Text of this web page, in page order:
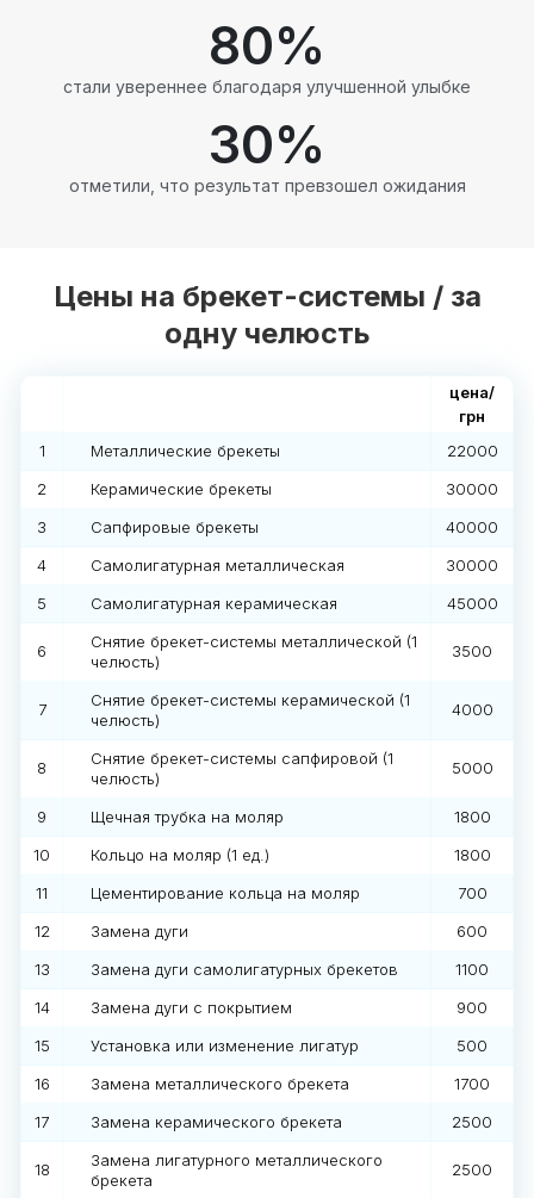
стали увереннее благодаря улучшенной улыбке
80%
отметили, что результат превзошел ожидания
30%
Цены на брекет-системы / за
одну челюсть
цена/
грн
1
Металлические брекеты
22000
2
Керамические брекеты
30000
3
Сапфировые брекеты
40000
4
Самолигатурная металлическая
30000
5
Самолигатурная керамическая 45000
6
Снятие брекет-системы металлической (1
челюсть)
3500
7
Снятие брекет-системы керамической (1
челюсть)
4000
8
Снятие брекет-системы сапфировой (1
челюсть)
5000
9 Щечная трубка на моляр
1800
10
Кольцо на моляр (1 ед.)
1800
11
Цементирование кольца на моляр
700
12
Замена дуги
600
13
Замена дуги самолигатурных брекетов
1100
14
Замена дуги с покрытием
900
15
Установка или изменение лигатур
500
16
Замена металлического брекета
1700
17
Замена керамического брекета 2500
18
Замена лигатурного металлического
брекета
2500